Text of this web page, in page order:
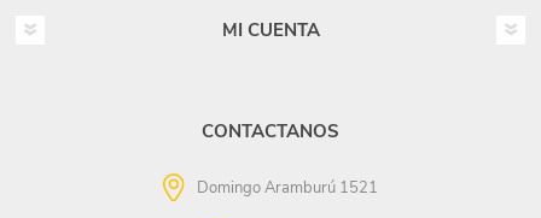
MI CUENTA
CONTACTANOS
Domingo Aramburú 1521